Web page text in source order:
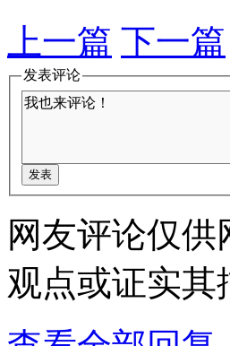
上一篇 下一篇
发表评论
网友评论仅
观点或证实其